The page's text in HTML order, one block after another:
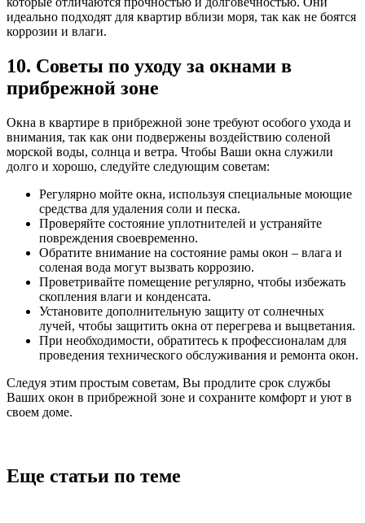
идеально подходят для квартир вблизи моря, так как не боятся
коррозии и влаги.
10. Советы по уходу за окнами в
прибрежной зоне
Окна в квартире в прибрежной зоне требуют особого ухода и
внимания, так как они подвержены воздействию соленой
морской воды, солнца и ветра. Чтобы Ваши окна служили
долго и хорошо, следуйте следующим советам:
Регулярно мойте окна, используя специальные моющие
средства для удаления соли и песка.
Проверяйте состояние уплотнителей и устраняйте
повреждения своевременно.
Обратите внимание на состояние рамы окон – влага и
соленая вода могут вызвать коррозию.
Проветривайте помещение регулярно, чтобы избежать
скопления влаги и конденсата.
Установите дополнительную защиту от солнечных
лучей, чтобы защитить окна от перегрева и выцветания.
При необходимости, обратитесь к профессионалам для
проведения технического обслуживания и ремонта окон.
Следуя этим простым советам, Вы продлите срок службы
Ваших окон в прибрежной зоне и сохраните комфорт и уют в
своем доме.
Еще статьи по теме